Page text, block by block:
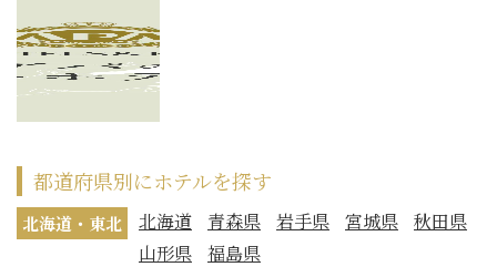
都道府県別にホテルを探す
北海道・東北 北海道 青森県 岩手県 宮城県
秋田県
山形県
福島県